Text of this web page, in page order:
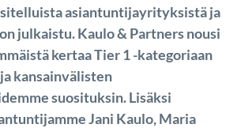
asiantuntijayrityksistä ja
julkaistu. Kaulo & Partners nousi
kertaa Tier 1 -kategoriaan
kansainvälisten
suosituksin. Lisäksi
Jani Kaulo, Maria